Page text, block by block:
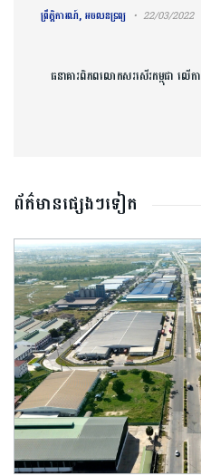
ព្រឹត្តិការណ៍, អចលនទ្រព្យ 22/03/2022
ធនាគារពិភពលោកសរសើរកម្ពុជា លើក
ព័ត៌មានផ្សេងៗទៀត